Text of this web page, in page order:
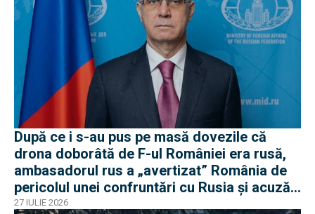
După ce i s-au pus pe masă dovezile că
drona doborâtă de F-ul României era rusă,
ambasadorul rus a „avertizat” România de
pericolul unei confruntări cu Rusia și acuză
o „înscenare propagandistă”
27 IULIE 2026